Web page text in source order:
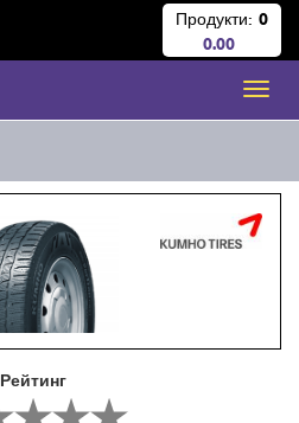
Продукти: 0
0.00
Рейтинг